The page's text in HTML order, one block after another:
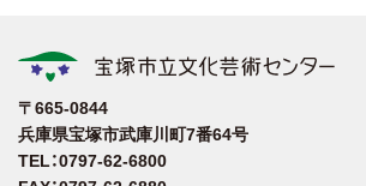
〒665-0844
兵庫県宝塚市武庫川町7番64号
TEL：0797-62-6800